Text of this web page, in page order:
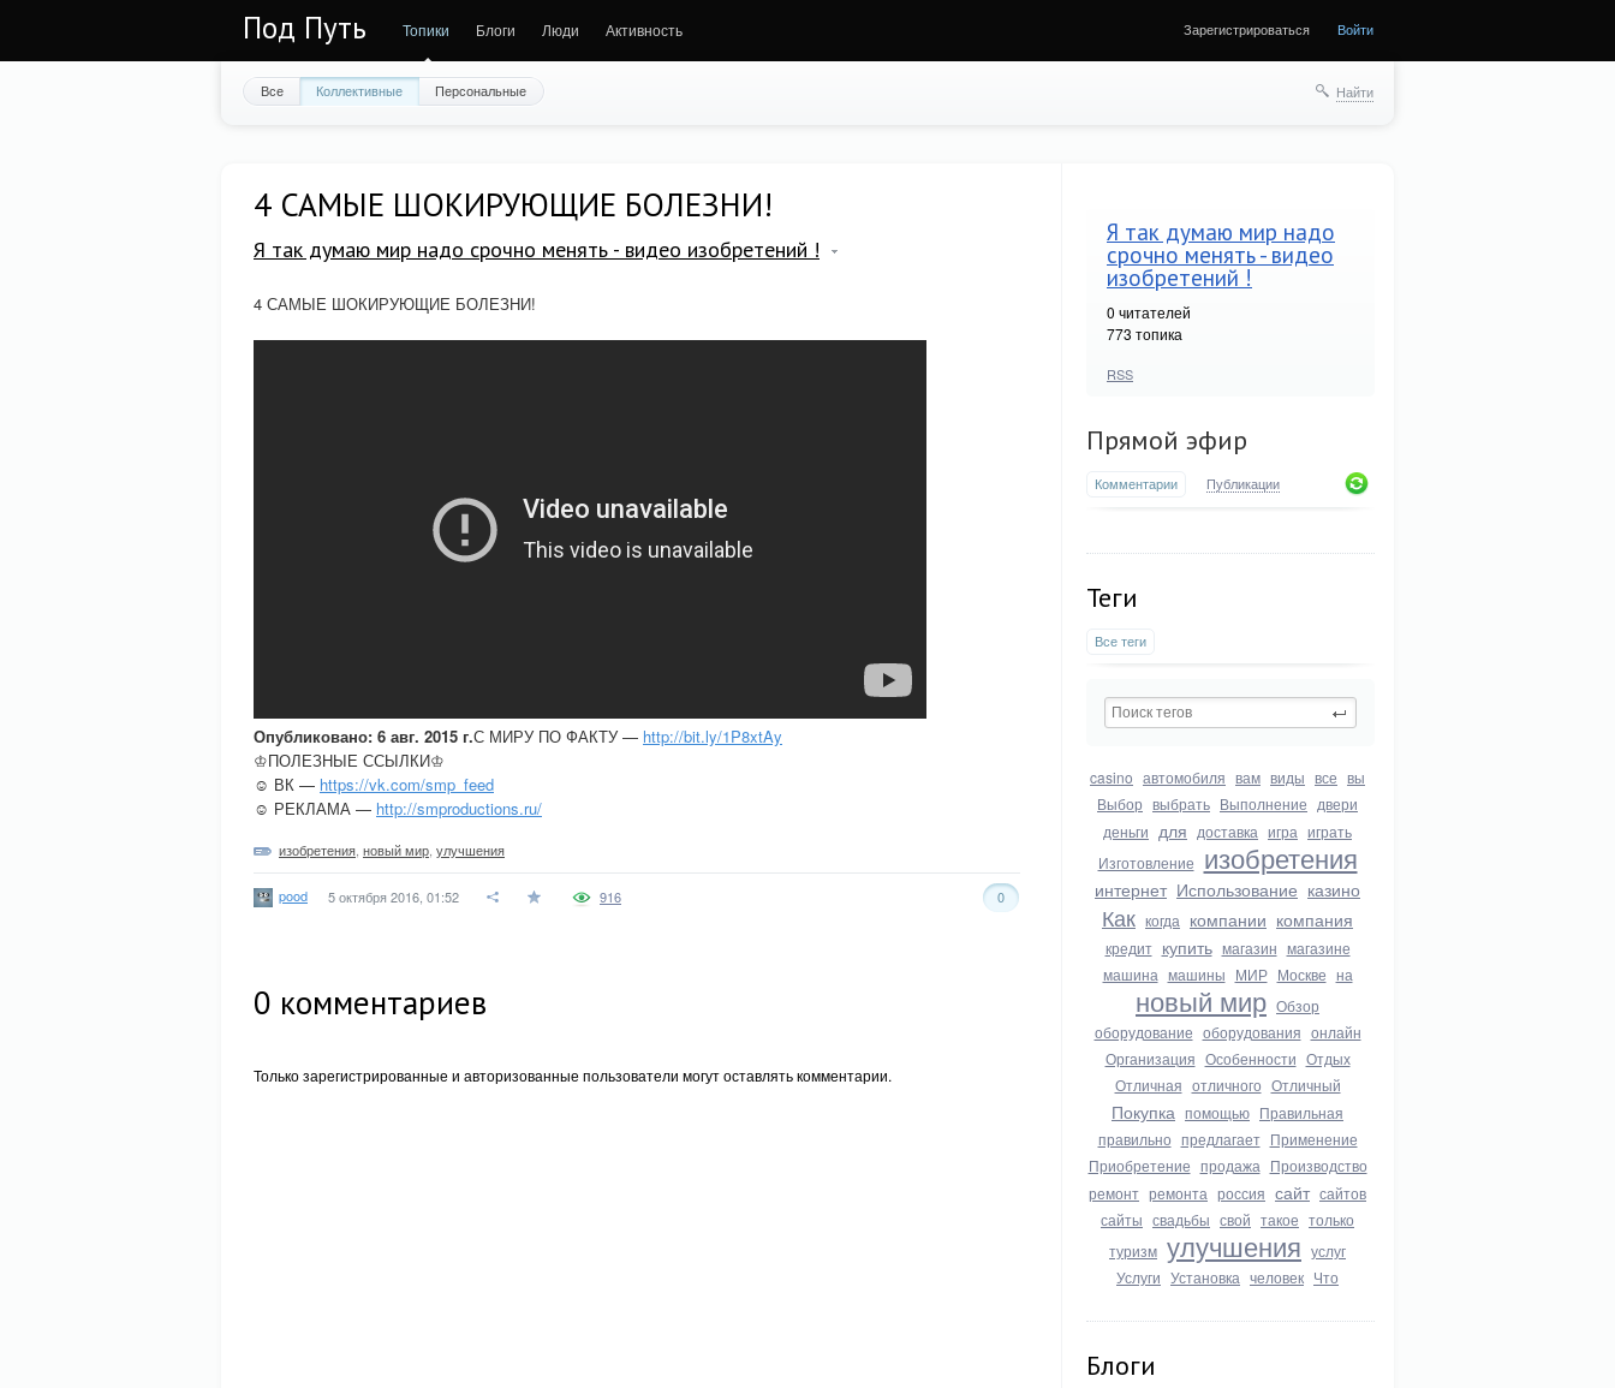
Под Путь Топики Блоги Люди Активность Зарегистрироваться Войти
Все Коллективные Персональные Найти
Я так думаю мир надо
срочно менять - видео
изобретений !
0 читателей
773 топика
RSS
Прямой эфир
Комментарии Публикации
Теги
Все теги
casino автомобиля вам виды все вы
Выбор выбрать Выполнение двери
деньги для доставка игра играть
Изготовление изобретения
интернет Использование казино
Как когда компании компания
кредит купить магазин магазине
машина машины МИР Москве на
новый мир Обзор
оборудование оборудования онлайн
Организация Особенности Отдых
Отличная отличного Отличный
Покупка помощью Правильная
правильно предлагает Применение
Приобретение продажа Производство
ремонт ремонта россия сайт сайтов
сайты свадьбы свой такое только
туризм улучшения услуг
Услуги Установка человек Что
Блоги
4 САМЫЕ ШОКИРУЮЩИЕ БОЛЕЗНИ!
Я так думаю мир надо срочно менять - видео изобретений !
4 САМЫЕ ШОКИРУЮЩИЕ БОЛЕЗНИ!
Опубликовано: 6 авг. 2015 г.С МИРУ ПО ФАКТУ — http://bit.ly/1P8xtAy
♔ПОЛЕЗНЫЕ ССЫЛКИ♔
☺ ВК — https://vk.com/smp_feed
☺ РЕКЛАМА — http://smproductions.ru/
изобретения новый мир улучшения
pood 5 октября 2016, 01:52 0
916
0 комментариев
Только зарегистрированные и авторизованные пользователи могут оставлять комментарии.